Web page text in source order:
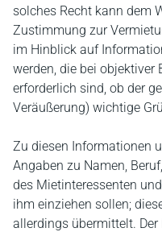
solches Recht kann dem
Zustimmung zur
im Hinblick auf
werden, die bei objektiver
erforderlich sind, ob der
Veräußerung) wichtige
Zu diesen Informationen
Angaben zu Namen,
des Mietinteressenten
ihm einziehen sollen;
allerdings übermittelt.